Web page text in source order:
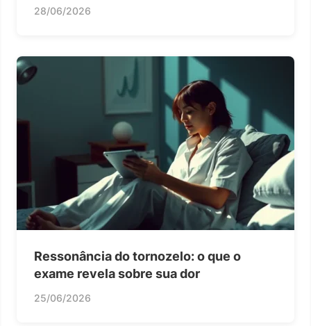
28/06/2026
Ressonância do tornozelo: o que o
exame revela sobre sua dor
25/06/2026